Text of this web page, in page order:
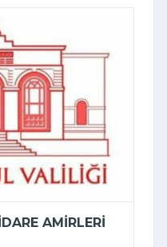
AMIRLERI